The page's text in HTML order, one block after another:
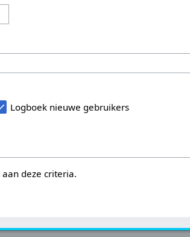
Logboek nieuwe gebruikers
deze criteria.